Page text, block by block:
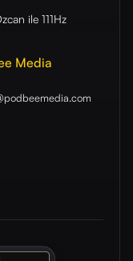
ile 111Hz
Media
.com